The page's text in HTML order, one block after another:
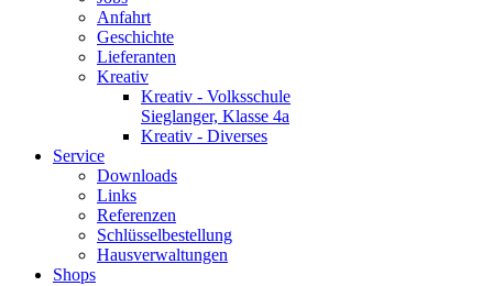
Anfahrt
Geschichte
Lieferanten
Kreativ
Kreativ - Volksschule
Sieglanger, Klasse 4a
Kreativ - Diverses
Service
Downloads
Links
Referenzen
Schlüsselbestellung
Hausverwaltungen
Shops